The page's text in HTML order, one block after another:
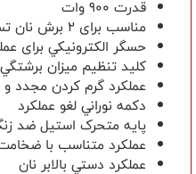
قدرت 900 وات
مناسب برای 2 برش نان تست
حسگر الکترونيکي برای
کليد تنظيم ميزان
عملکرد گرم کردن مجدد و
دکمه نوراني لغو عملکرد
پايه متحرک استيل ضد
عملکرد متناسب با
عملکرد دستي بالابر نان